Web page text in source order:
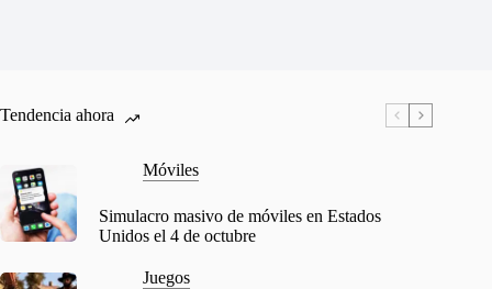
Tendencia ahora
Móviles
Simulacro masivo de móviles en Estados
Unidos el 4 de octubre
Juegos